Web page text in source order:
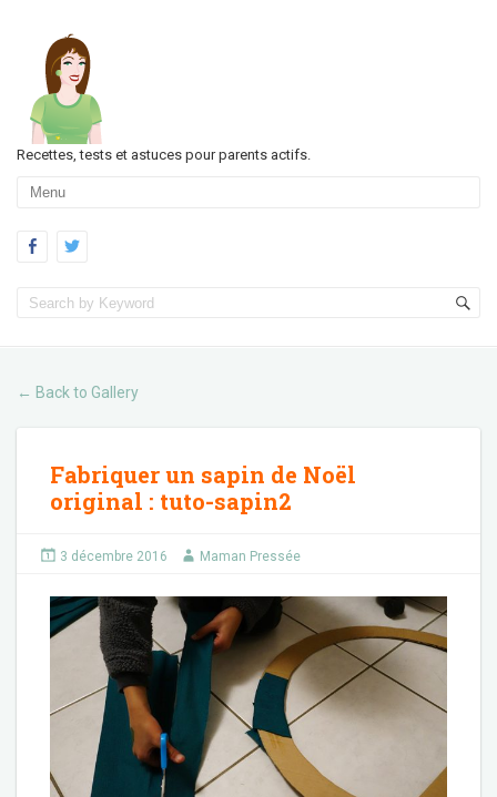
Recettes, tests et astuces pour parents actifs.
← Back to Gallery
Fabriquer un sapin de Noël
original : tuto-sapin2
3 décembre 2016 Maman Pressée